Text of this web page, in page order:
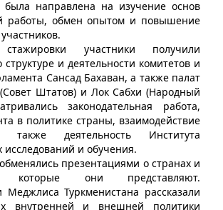
была направлена на изучение основ
работы, обмен опытом и повышение
участники получили
и деятельности комитетов и
Сансад Бахаван, а также палат
Штатов) и Лок Сабхи (Народный
законодательная работа,
в политике страны, взаимодействие
деятельность Института
исследований и обучения.
презентациями о странах и
которые они представляют.
Меджлиса Туркменистана рассказали
внутренней и внешней политики